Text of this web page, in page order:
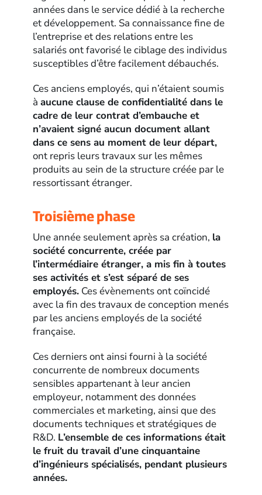
années dans le service dédié à la recherche
et développement. Sa connaissance fine de
l’entreprise et des relations entre les
salariés ont favorisé le ciblage des individus
susceptibles d’être facilement débauchés.
Ces anciens employés, qui n’étaient soumis
àaucune clause de confidentialité dans le
cadre de leur contrat d’embauche et
n’avaient signé aucun document allant
dans ce sens au moment de leur départ,
ont repris leurs travaux sur les mêmes
produits au sein de la structure créée par le
ressortissant étranger.
Troisième phase
Une année seulement après sa création, la
société concurrente, créée par
l’intermédiaire étranger, a mis fin à toutes
ses activités et s’est séparé de ses
employés. Ces évènements ont coïncidé
avec la fin des travaux de conception menés
par les anciens employés de la société
française.
Ces derniers ont ainsi fourni à la société
concurrente de nombreux documents
sensibles appartenant à leur ancien
employeur, notamment des données
commerciales et marketing, ainsi que des
documents techniques et stratégiques de
R&D. L’ensemble de ces informations était
le fruit du travail d’une cinquantaine
d’ingénieurs spécialisés, pendant plusieurs
années.